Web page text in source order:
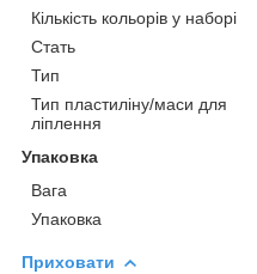
Кількість кольорів у наборі
Стать
Тип
Тип пластиліну/маси для
ліплення
Упаковка
Вага
Упаковка
Приховати